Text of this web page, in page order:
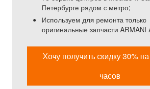
Петербурге рядом с метро;
Используем для ремонта только
оригинальные запчасти ARMANI
Хочу получить скидку 30%
часов